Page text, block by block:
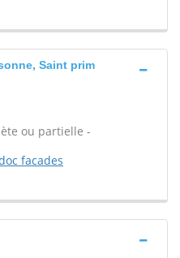
Saint prim
ou partielle -
facades